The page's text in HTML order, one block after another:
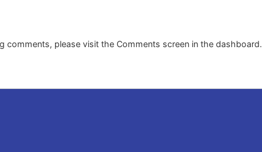
comments, please visit the Comments screen in the dashboard.